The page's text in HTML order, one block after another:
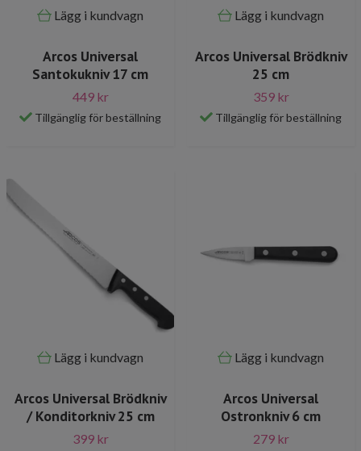
Lägg i kundvagn
Arcos Universal
Santokukniv 17 cm
449 kr
Tillgänglig för beställning
Lägg i kundvagn
Arcos Universal Brödkniv
25 cm
359 kr
Tillgänglig för beställning
Lägg i kundvagn
Arcos Universal Brödkniv
/ Konditorkniv 25 cm
399 kr
Lägg i kundvagn
Arcos Universal
Ostronkniv 6 cm
279 kr